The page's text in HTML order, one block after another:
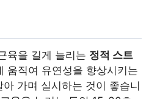
육을 길게 늘리는 정적 스트
움직여 유연성을 향상시키는
아 가며 실시하는 것이 좋습니